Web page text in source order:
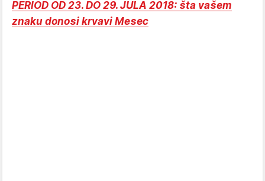
PERIOD OD 23. DO 29. JULA 2018: šta vašem
znaku donosi krvavi Mesec